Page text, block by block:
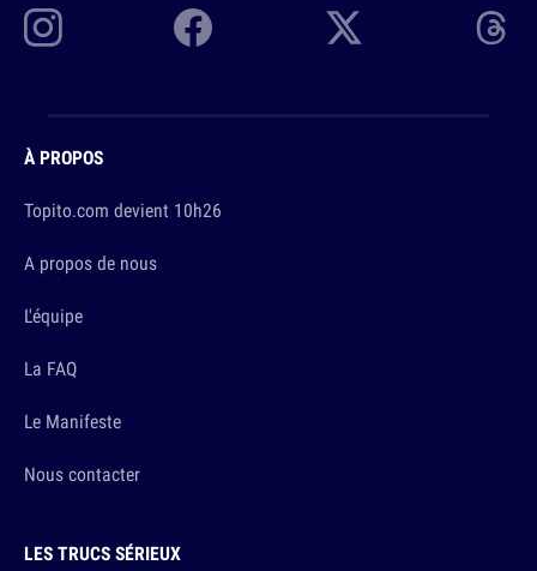
À PROPOS
Topito.com devient 10h26
A propos de nous
L'équipe
La FAQ
Le Manifeste
Nous contacter
LES TRUCS SÉRIEUX